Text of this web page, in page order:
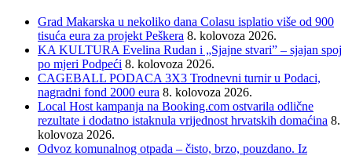
Grad Makarska u nekoliko dana Colasu isplatio više od 900
tisuća eura za projekt Peškera 8. kolovoza 2026.
KA KULTURA Evelina Rudan i „Sjajne stvari” – sjajan spoj
po mjeri Podpeći 8. kolovoza 2026.
CAGEBALL PODACA 3X3 Trodnevni turnir u Podaci,
nagradni fond 2000 eura 8. kolovoza 2026.
Local Host kampanja na Booking.com ostvarila odlične
rezultate i dodatno istaknula vrijednost hrvatskih domaćina 8.
kolovoza 2026.
Odvoz komunalnog otpada – čisto, brzo, pouzdano. Iz